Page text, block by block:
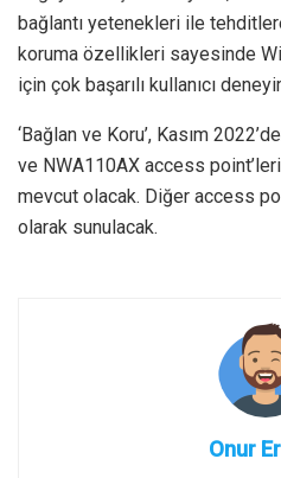
bağlantı yetenekleri ile
koruma özellikleri sayesinde
için çok başarılı kullanıcı
‘Bağlan ve Koru’, Kasım
ve NWA110AX access
mevcut olacak. Diğer access
olarak sunulacak.
Onur